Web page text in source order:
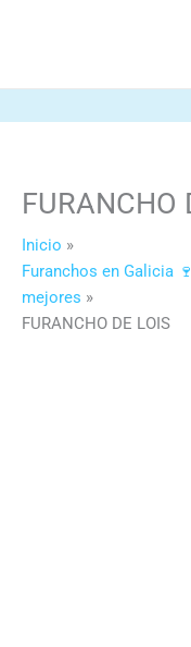
FURANCHO
Inicio
Furanchos en Galicia
mejores
FURANCHO DE LOIS